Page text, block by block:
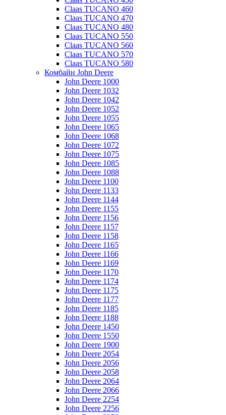
Claas TUCANO 460
Claas TUCANO 470
Claas TUCANO 480
Claas TUCANO 550
Claas TUCANO 560
Claas TUCANO 570
Claas TUCANO 580
Комбайн John Deere
John Deere 1000
John Deere 1032
John Deere 1042
John Deere 1052
John Deere 1055
John Deere 1065
John Deere 1068
John Deere 1072
John Deere 1075
John Deere 1085
John Deere 1088
John Deere 1100
John Deere 1133
John Deere 1144
John Deere 1155
John Deere 1156
John Deere 1157
John Deere 1158
John Deere 1165
John Deere 1166
John Deere 1169
John Deere 1170
John Deere 1174
John Deere 1175
John Deere 1177
John Deere 1185
John Deere 1188
John Deere 1450
John Deere 1550
John Deere 1900
John Deere 2054
John Deere 2056
John Deere 2058
John Deere 2064
John Deere 2066
John Deere 2254
John Deere 2256